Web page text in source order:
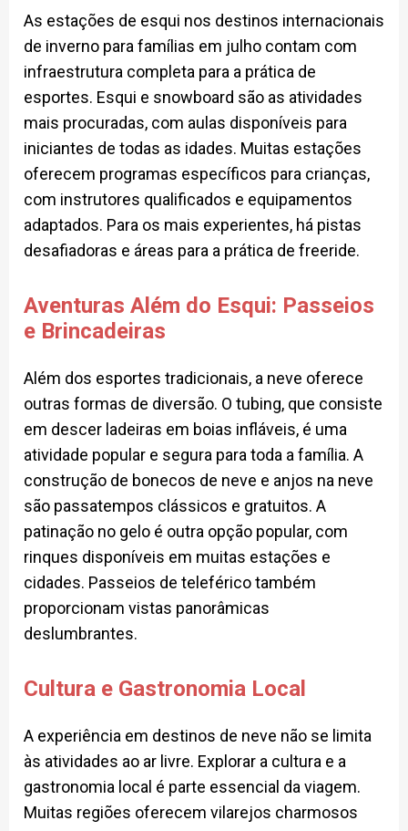
As estações de esqui nos destinos internacionais
de inverno para famílias em julho contam com
infraestrutura completa para a prática de
esportes. Esqui e snowboard são as atividades
mais procuradas, com aulas disponíveis para
iniciantes de todas as idades. Muitas estações
oferecem programas específicos para crianças,
com instrutores qualificados e equipamentos
adaptados. Para os mais experientes, há pistas
desafiadoras e áreas para a prática de freeride.
Aventuras Além do Esqui: Passeios
e Brincadeiras
Além dos esportes tradicionais, a neve oferece
outras formas de diversão. O tubing, que consiste
em descer ladeiras em boias infláveis, é uma
atividade popular e segura para toda a família. A
construção de bonecos de neve e anjos na neve
são passatempos clássicos e gratuitos. A
patinação no gelo é outra opção popular, com
rinques disponíveis em muitas estações e
cidades. Passeios de teleférico também
proporcionam vistas panorâmicas
deslumbrantes.
Cultura e Gastronomia Local
A experiência em destinos de neve não se limita
às atividades ao ar livre. Explorar a cultura e a
gastronomia local é parte essencial da viagem.
Muitas regiões oferecem vilarejos charmosos